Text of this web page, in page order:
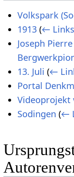
Volkspark
1913 (← Links
Joseph
13. Juli (←
Portal
Videoprojekt
Sodingen (←